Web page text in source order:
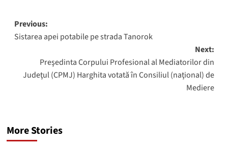
Post
navigation
Previous:
Sistarea apei potabile pe strada Tanorok
Next:
Preşedinta Corpului Profesional al Mediatorilor din
Judeţul (CPMJ) Harghita votată în Consiliul (naţional) de
Mediere
More Stories